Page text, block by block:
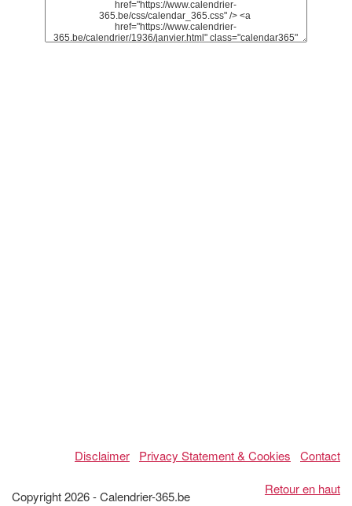
Disclaimer Privacy Statement & Cookies
Contact
Retour en haut
Copyright 2026 - Calendrier-365.be